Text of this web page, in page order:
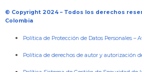
© Copyright 2024 – Todos los derechos
Colombia
Política de Protección de Datos Personales –
Política de derechos de autor y autorización